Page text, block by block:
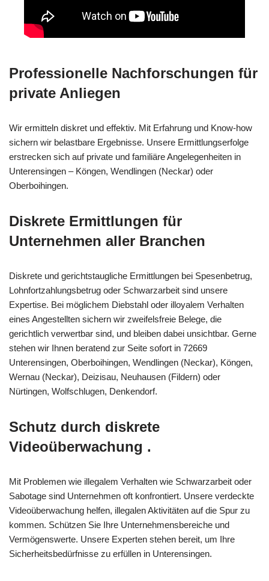
Professionelle Nachforschungen für
private Anliegen
Wir ermitteln diskret und effektiv. Mit Erfahrung und Know-how
sichern wir belastbare Ergebnisse. Unsere Ermittlungserfolge
erstrecken sich auf private und familiäre Angelegenheiten in
Unterensingen – Köngen, Wendlingen (Neckar) oder
Oberboihingen.
Diskrete Ermittlungen für
Unternehmen aller Branchen
Diskrete und gerichtstaugliche Ermittlungen bei Spesenbetrug,
Lohnfortzahlungsbetrug oder Schwarzarbeit sind unsere
Expertise. Bei möglichem Diebstahl oder illoyalem Verhalten
eines Angestellten sichern wir zweifelsfreie Belege, die
gerichtlich verwertbar sind, und bleiben dabei unsichtbar. Gerne
stehen wir Ihnen beratend zur Seite sofort in 72669
Unterensingen, Oberboihingen, Wendlingen (Neckar), Köngen,
Wernau (Neckar), Deizisau, Neuhausen (Fildern) oder
Nürtingen, Wolfschlugen, Denkendorf.
Schutz durch diskrete
Videoüberwachung .
Mit Problemen wie illegalem Verhalten wie Schwarzarbeit oder
Sabotage sind Unternehmen oft konfrontiert. Unsere verdeckte
Videoüberwachung helfen, illegalen Aktivitäten auf die Spur zu
kommen. Schützen Sie Ihre Unternehmensbereiche und
Vermögenswerte. Unsere Experten stehen bereit, um Ihre
Sicherheitsbedürfnisse zu erfüllen in Unterensingen.